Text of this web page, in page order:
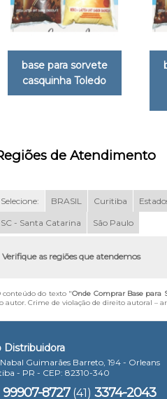
base para sorvete
casquinha Toledo
de Atendimento
Selecione: BRASIL Curitiba
SC - Santa Catarina São Paulo
Verifique as regiões que atendemos
conteúdo do texto "Onde Comprar Base para
autor. Crime de violação de direito autoral –
Distribuidora
Guimarães Barreto, 194 - Orleans
- PR - CEP: 82310-340
99907-8727 (41) 3374-2043